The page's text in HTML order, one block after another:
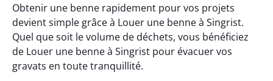
Obtenir une benne rapidement pour vos projets
devient simple grâce à Louer une benne à Singrist.
Quel que soit le volume de déchets, vous bénéficiez
de Louer une benne à Singrist pour évacuer vos
gravats en toute tranquillité.